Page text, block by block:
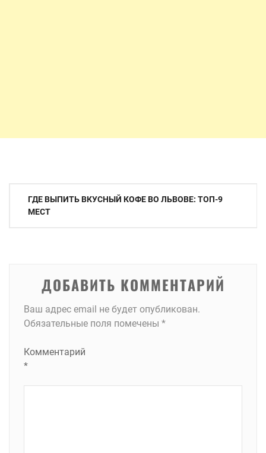
Навигация
ГДЕ ВЫПИТЬ ВКУСНЫЙ КОФЕ ВО ЛЬВОВЕ: ТОП-9
МЕСТ
ДОБАВИТЬ КОММЕНТАРИЙ
Ваш адрес email не будет опубликован.
Обязательные поля помечены *
Комментарий
*